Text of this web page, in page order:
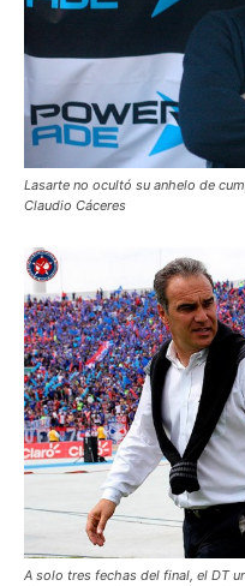
Lasarte no ocultó su anhelo de
Claudio Cáceres
A solo tres fechas del final, el DT